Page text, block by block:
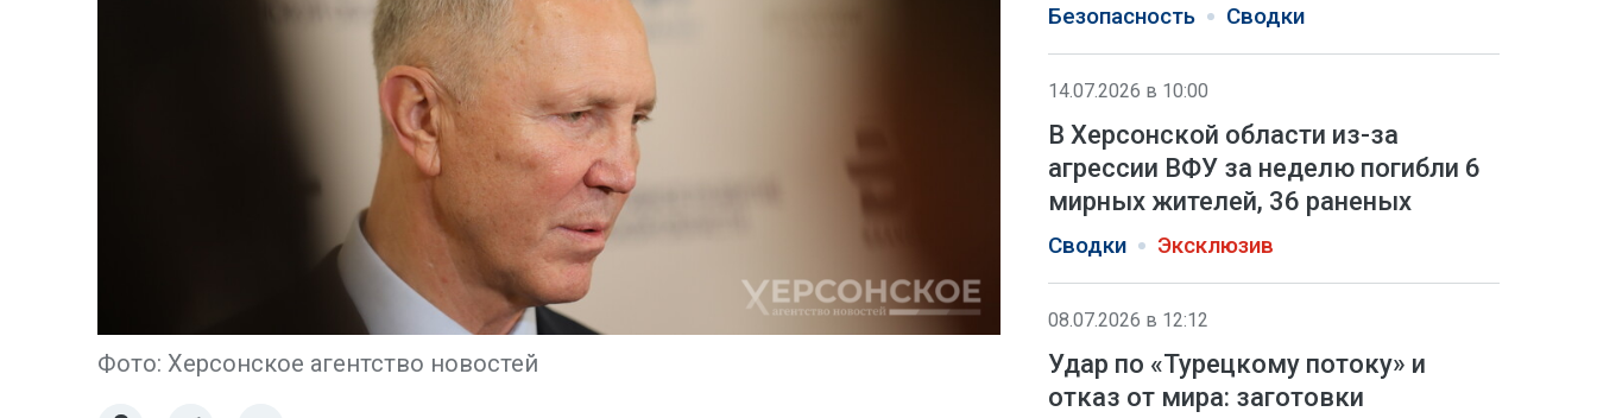
Фото: Херсонское агентство новостей
Безопасность Сводки
14.07.2026 в 10:00
В Херсонской области из-за
агрессии ВФУ за неделю погибли 6
мирных жителей, 36 раненых
Сводки Эксклюзив
08.07.2026 в 12:12
Удар по «Турецкому потоку» и
отказ от мира: заготовки